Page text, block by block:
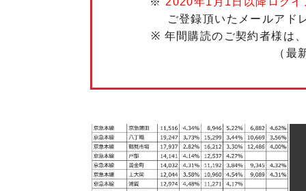
ご登録頂いたメールアド
※ 年間購読のご契約者様は
（最